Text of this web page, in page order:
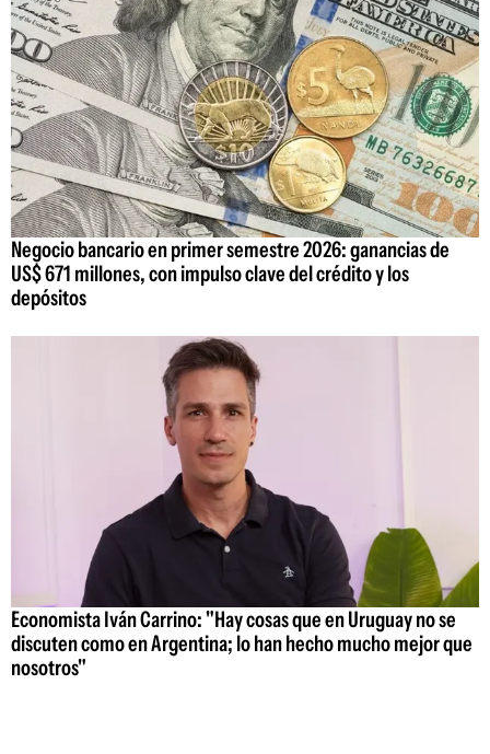
Negocio bancario en primer semestre 2026: ganancias de
US$ 671 millones, con impulso clave del crédito y los
depósitos
Economista Iván Carrino: "Hay cosas que en Uruguay no se
discuten como en Argentina; lo han hecho mucho mejor que
nosotros"